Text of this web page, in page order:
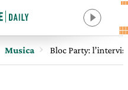
Musica Bloc Party: